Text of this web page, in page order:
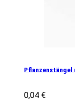
0,04 €